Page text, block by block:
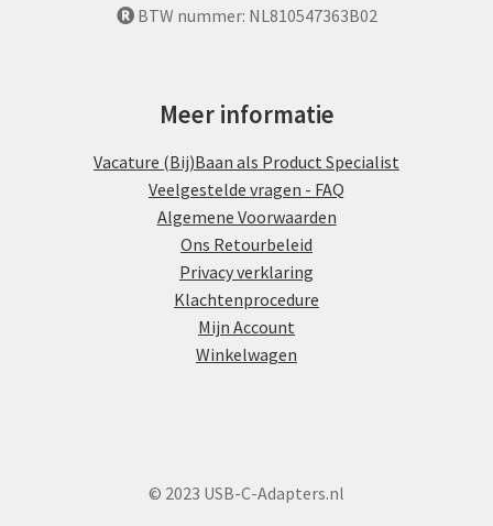
BTW nummer: NL810547363B02
Meer informatie
Vacature (Bij)Baan als Product Specialist
Veelgestelde vragen - FAQ
Algemene Voorwaarden
Ons Retourbeleid
Privacy verklaring
Klachtenprocedure
Mijn Account
Winkelwagen
© 2023 USB-C-Adapters.nl